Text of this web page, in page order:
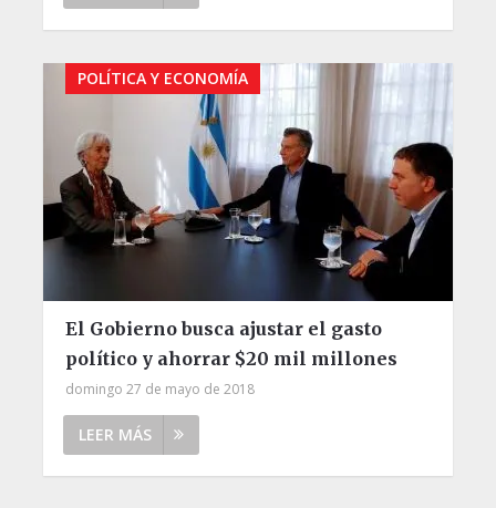
POLÍTICA Y ECONOMÍA
El Gobierno busca ajustar el gasto
político y ahorrar $20 mil millones
domingo 27 de mayo de 2018
LEER MÁS